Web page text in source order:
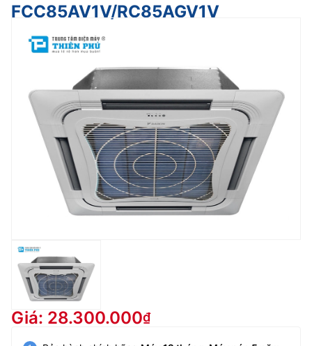
FCC85AV1V/RC85AGV1V
Giá: 28.300.000